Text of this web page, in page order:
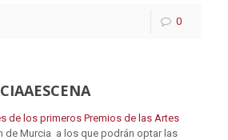
0
de los primeros Premios de las Artes
de Murcia a los que podrán optar las